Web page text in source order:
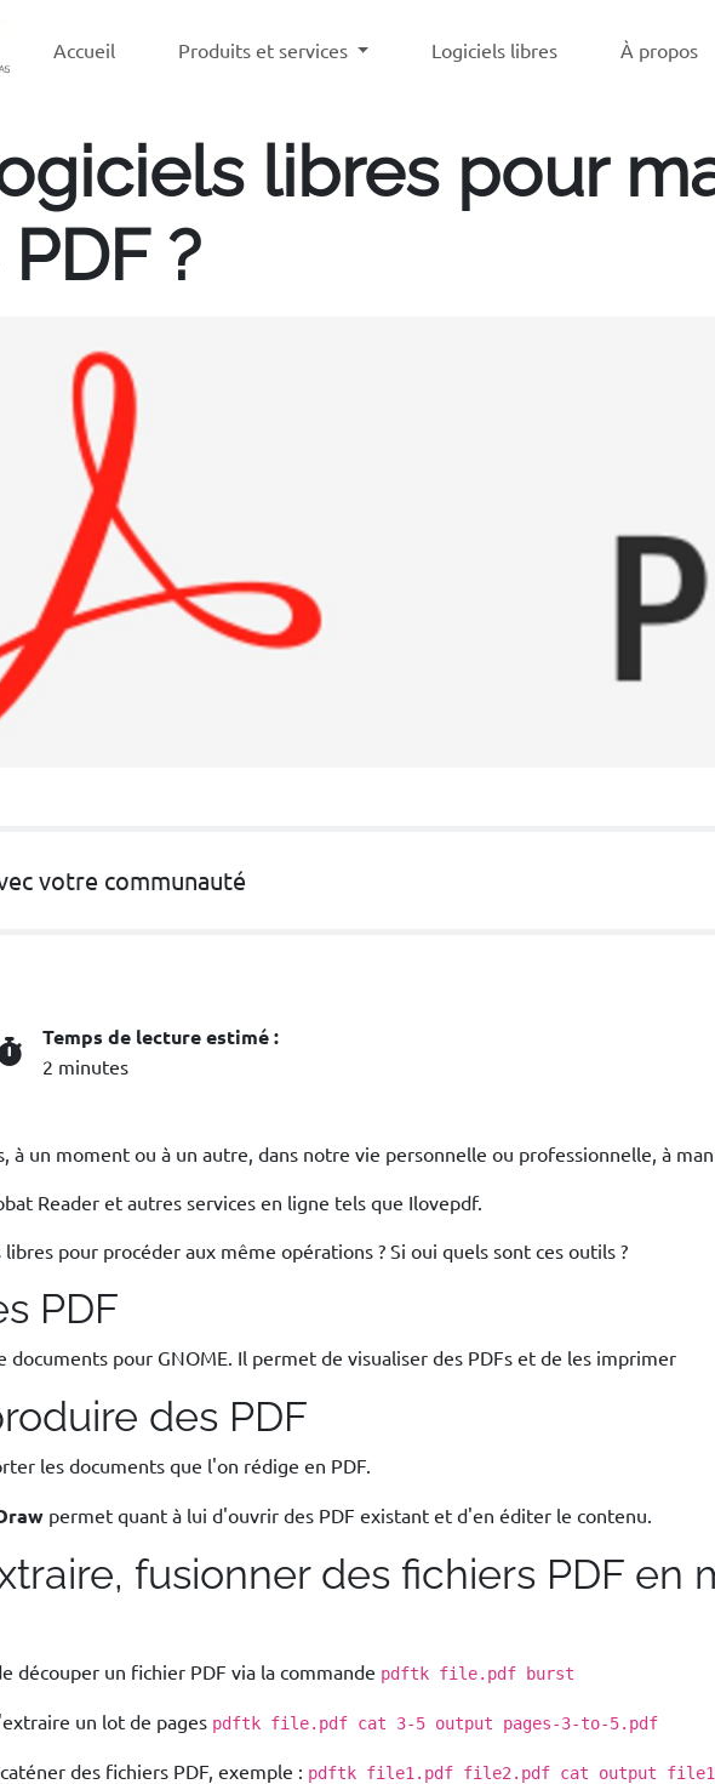
Accueil Produits et services Logiciels libres À propos
libres pour
?
votre communauté
Temps de lecture estimé :
2 minutes
à un moment ou à un autre, dans notre vie personnelle ou professionnelle, à
Reader et autres services en ligne tels que Ilovepdf.
pour procéder aux même opérations ? Si oui quels sont ces outils ?
PDF
documents pour GNOME. Il permet de visualiser des PDFs et de les imprimer
des PDF
les documents que l'on rédige en PDF.
permet quant à lui d'ouvrir des PDF existant et d'en éditer le contenu.
fusionner des fichiers PDF en
découper un fichier PDF via la commande pdftk file.pdf burst
un lot de pages pdftk file.pdf cat 3-5 output pages-3-to-5.pdf
des fichiers PDF, exemple : pdftk file1.pdf file2.pdf cat output